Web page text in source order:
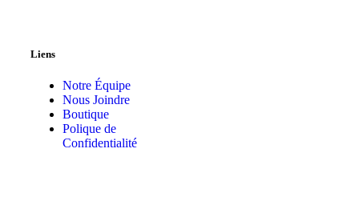
Liens
Notre Équipe
Nous Joindre
Boutique
Polique de
Confidentialité